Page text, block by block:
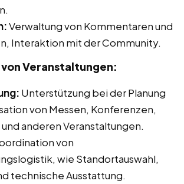
Verwaltung von Kommentaren und
Interaktion mit der Community.
Veranstaltungen:
Unterstützung bei der Planung
von Messen, Konferenzen,
anderen Veranstaltungen.
von
wie Standortauswahl,
technische Ausstattung.